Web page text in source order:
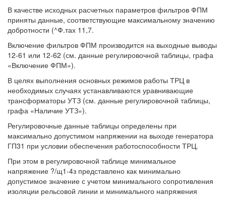
В качестве исходных расчетных параметров фильтров ФПМ
приняты данные, соответствующие максимальному значению
добротности (^Ф.тах 11,7.
Включение фильтров ФПМ производится на выходные выводы
12-61 или 12-62 (см. данные регулировочной таблицы, графа
«Включение ФПМ»).
В целях выполнения основных режимов работы ТРЦ в
необходимых случаях устанавливаются уравнивающие
трансформаторы УТЗ (см. данные регулировочной таблицы,
графа «Наличие УТЗ»).
Регулировочные данные таблицы определены при
максимально допустимом напряжении на выходе генератора
ГП31 при условии обеспечения работоспособности ТРЦ.
При этом в регулировочной таблице минимальное
напряжение ?/щ1-4з представлено как минимально
допустимое значение с учетом минимального сопротивления
изоляции рельсовой линии и минимального напряжения